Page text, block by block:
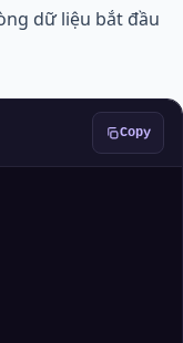
dữ liệu bắt đầu
Copy